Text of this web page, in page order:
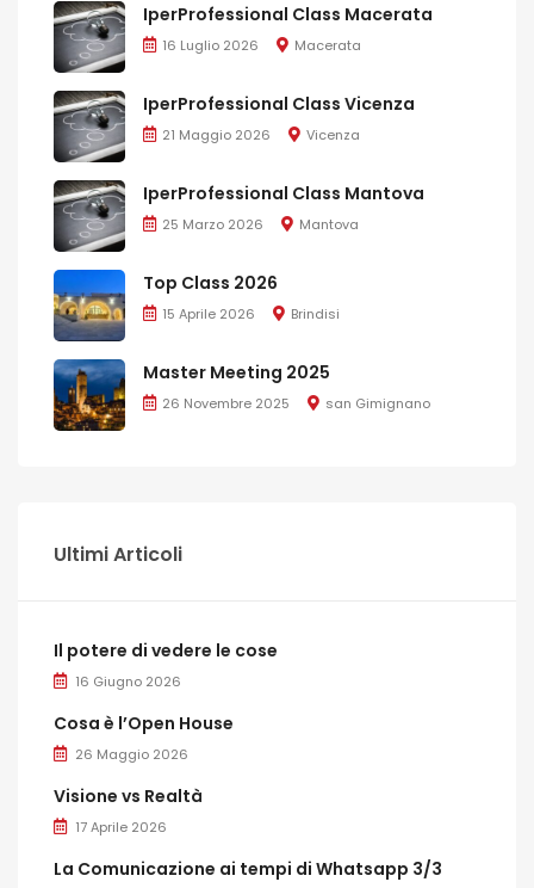
IperProfessional Class Macerata
16 Luglio 2026 Macerata
IperProfessional Class Vicenza
21 Maggio 2026 Vicenza
IperProfessional Class Mantova
25 Marzo 2026 Mantova
Top Class 2026
15 Aprile 2026 Brindisi
Master Meeting 2025
26 Novembre 2025 san Gimignano
Ultimi Articoli
Il potere di vedere le cose
16 Giugno 2026
Cosa è l’Open House
26 Maggio 2026
Visione vs Realtà
17 Aprile 2026
La Comunicazione ai tempi di Whatsapp 3/3